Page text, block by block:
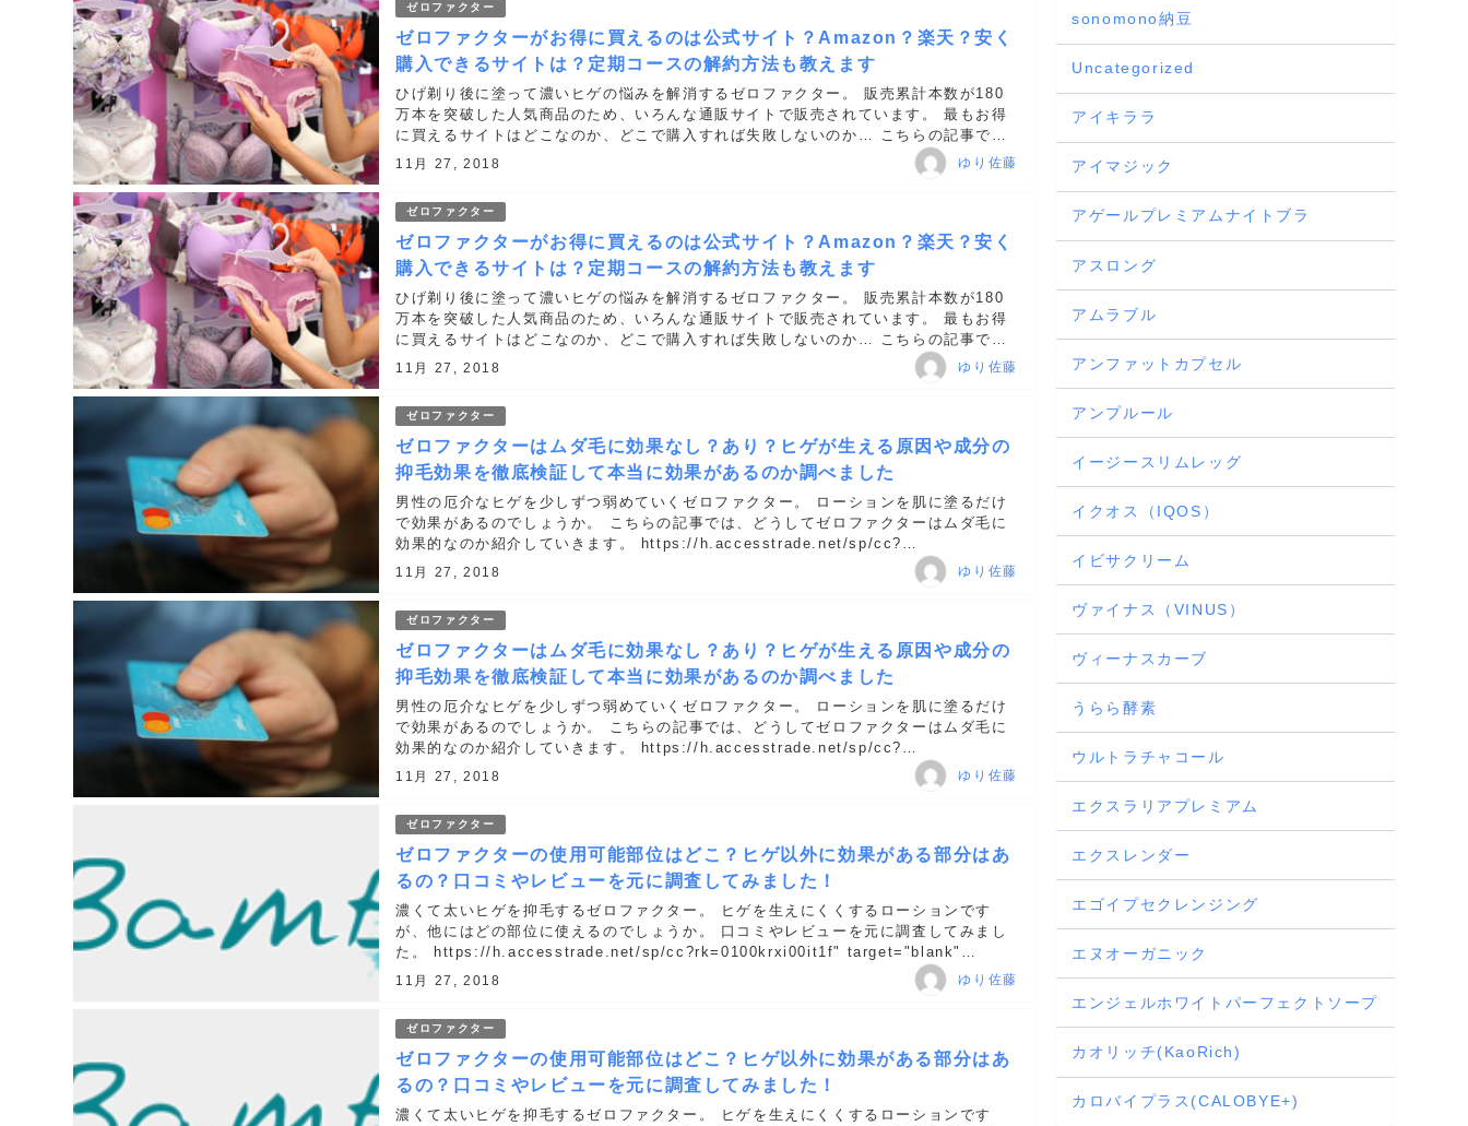
ゼロファクター
ゼロファクターがお得に買えるのは公式サイト？Amazon？楽天？安く
購入できるサイトは？定期コースの解約方法も教えます
11月 27, 2018
ひげ剃り後に塗って濃いヒゲの悩みを解消するゼロファクター。 販売累計本数が180
万本を突破した人気商品のため、いろんな通販サイトで販売されています。 最もお得
に買えるサイトはどこなのか、どこで購入すれば失敗しないのか… こちらの記事では
ゼロファクターを買う上で失敗しない購入方法をお伝えします。 https://h.ac...ゆり佐藤
ゼロファクター
ゼロファクターがお得に買えるのは公式サイト？Amazon？楽天？安く
購入できるサイトは？定期コースの解約方法も教えます
11月 27, 2018
ひげ剃り後に塗って濃いヒゲの悩みを解消するゼロファクター。 販売累計本数が180
万本を突破した人気商品のため、いろんな通販サイトで販売されています。 最もお得
に買えるサイトはどこなのか、どこで購入すれば失敗しないのか… こちらの記事では
ゼロファクターを買う上で失敗しない購入方法をお伝えします。 https://h.ac...ゆり佐藤
ゼロファクター
ゼロファクターはムダ毛に効果なし？あり？ヒゲが生える原因や成分の
抑毛効果を徹底検証して本当に効果があるのか調べました
11月 27, 2018
男性の厄介なヒゲを少しずつ弱めていくゼロファクター。 ローションを肌に塗るだけ
で効果があるのでしょうか。 こちらの記事では、どうしてゼロファクターはムダ毛に
効果的なのか紹介していきます。 https://h.accesstrade.net/sp/cc?
rk=0100krxi00it1f" target="blank" ...
ゆり佐藤
ゼロファクター
ゼロファクターはムダ毛に効果なし？あり？ヒゲが生える原因や成分の
抑毛効果を徹底検証して本当に効果があるのか調べました
11月 27, 2018
男性の厄介なヒゲを少しずつ弱めていくゼロファクター。 ローションを肌に塗るだけ
で効果があるのでしょうか。 こちらの記事では、どうしてゼロファクターはムダ毛に
効果的なのか紹介していきます。 https://h.accesstrade.net/sp/cc?
rk=0100krxi00it1f" target="blank" ...
ゆり佐藤
ゼロファクター
ゼロファクターの使用可能部位はどこ？ヒゲ以外に効果がある部分はあ
るの？口コミやレビューを元に調査してみました！
11月 27, 2018
濃くて太いヒゲを抑毛するゼロファクター。 ヒゲを生えにくくするローションです
が、他にはどの部位に使えるのでしょうか。 口コミやレビューを元に調査してみまし
た。 https://h.accesstrade.net/sp/cc?rk=0100krxi00it1f" target="blank"
style="soft" b...
ゆり佐藤
ゼロファクター
ゼロファクターの使用可能部位はどこ？ヒゲ以外に効果がある部分はあ
るの？口コミやレビューを元に調査してみました！
濃くて太いヒゲを抑毛するゼロファクター。 ヒゲを生えにくくするローションです
sonomono納豆
Uncategorized
アイキララ
アイマジック
アゲールプレミアムナイトブラ
アスロング
アムラブル
アンファットカプセル
アンプルール
イージースリムレッグ
イクオス（IQOS）
イビサクリーム
ヴァイナス（VINUS）
ヴィーナスカーブ
うらら酵素
ウルトラチャコール
エクスラリアプレミアム
エクスレンダー
エゴイプセクレンジング
エヌオーガニック
エンジェルホワイトパーフェクトソープ
カオリッチ(KaoRich)
カロバイプラス(CALOBYE+)